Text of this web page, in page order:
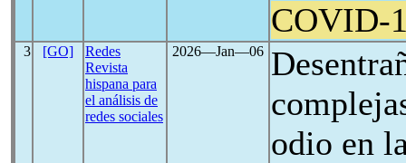
COVID-
3 [GO]
Redes
Revista
hispana para
el análisis de
redes sociales
2026―Jan―06
odio en